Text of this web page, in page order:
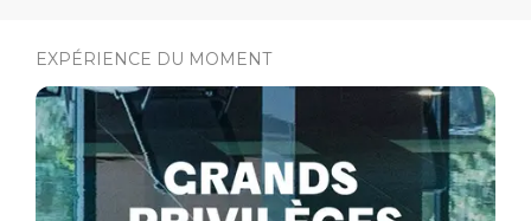
EXPÉRIENCE DU MOMENT